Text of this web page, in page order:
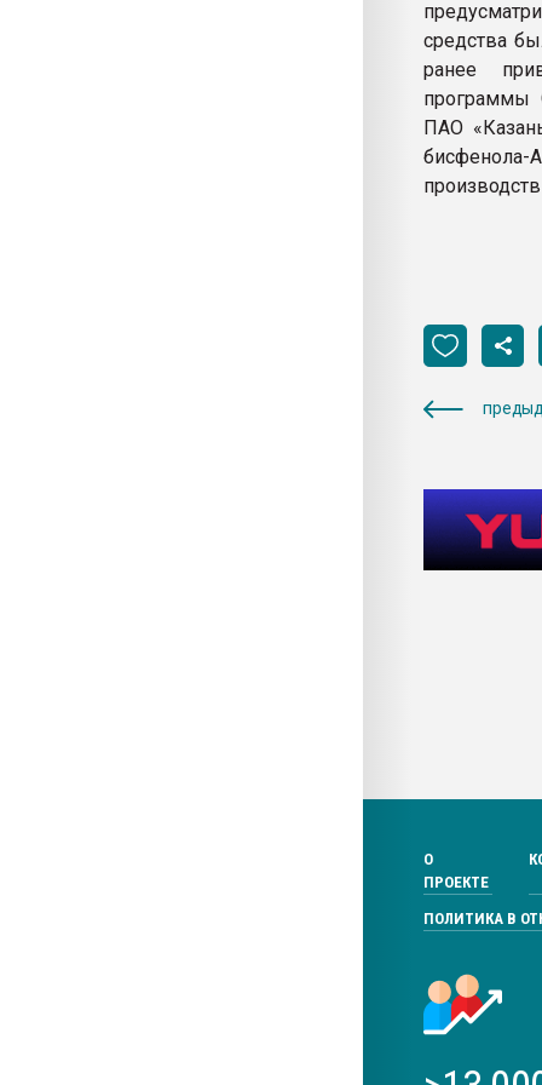
средства
ранее
программы
ПАО
бисфенола-
О
ПРОЕКТЕ
ПОЛИТИКА В